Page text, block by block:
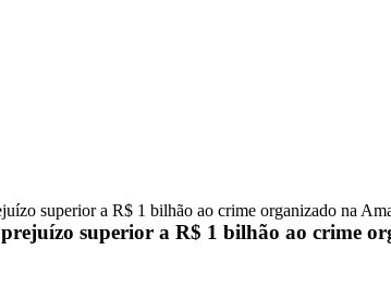
superior a R$ 1 bilhão ao crime organizado na
superior a R$ 1 bilhão ao crime